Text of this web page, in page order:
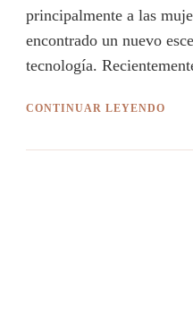
principalmente a las
encontrado un nuevo
tecnología.
CONTINUAR LEYENDO